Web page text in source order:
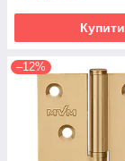
Купити
–12%